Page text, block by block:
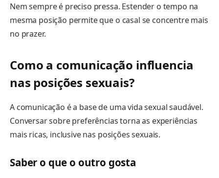
Nem sempre é preciso pressa. Estender o tempo na
mesma posição permite que o casal se concentre mais
no prazer.
Como a comunicação influencia
nas posições sexuais?
A comunicação é a base de uma vida sexual saudável.
Conversar sobre preferências torna as experiências
mais ricas, inclusive nas posições sexuais.
Saber o que o outro gosta